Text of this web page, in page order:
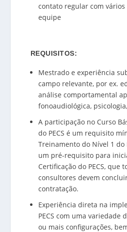
contato regular com
equipe
REQUISITOS:
Mestrado e experiência
campo relevante, por ex.
análise comportamental
fonoaudiológica,
A participação no Curso
do PECS é um requisito
Treinamento do Nível 1 do
um pré-requisito para
Certificação do PECS, que
consultores devem
contratação.
Experiência direta na
PECS com uma variedade
ou mais configurações,